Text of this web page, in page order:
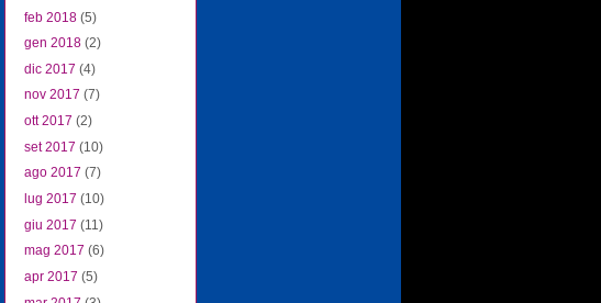
feb 2018 (5)
gen 2018 (2)
dic 2017 (4)
nov 2017 (7)
ott 2017 (2)
set 2017 (10)
ago 2017 (7)
lug 2017 (10)
giu 2017 (11)
mag 2017 (6)
apr 2017 (5)